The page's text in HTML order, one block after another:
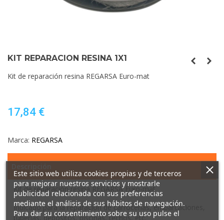
KIT REPARACION RESINA 1X1
Kit de reparación resina REGARSA Euro-mat
17,84 €
Marca: REGARSA
Kit de reparación resina REGARSA Euro-mat
Indicado para la reparación de carrocerías, embarcaciones,
tuberías, depósitos, piscinas, techos, etc.
Este sitio web utiliza cookies propias y de terceros
para mejorar nuestros servicios y mostrarle
publicidad relacionada con sus preferencias
mediante el análisis de sus hábitos de navegación.
Para dar su consentimiento sobre su uso pulse el